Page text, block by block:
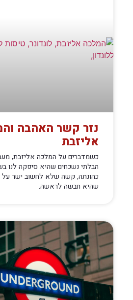
נזר קשר האהבה
אליזבת
כשמדברים על המלכה אליזבת,
הבלתי נשכחים שהיא סיפקה לנו
כהונתה, קשה שלא לחשוב ישר על
שהיא חבשה לראשה.